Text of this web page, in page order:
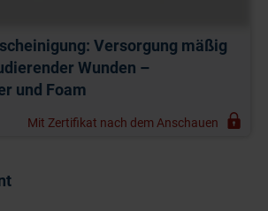
Versorgung mäßig
Wunden –
und Foam
Mit Zertifikat nach dem Anschauen